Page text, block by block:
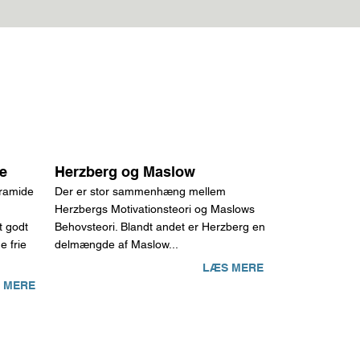
godt
frie
Herzberg og Maslow
Der er stor sammenhæng mellem
Herzbergs Motivationsteori og Maslows
Behovsteori. Blandt andet er Herzberg en
delmængde af Maslow...
LÆS MERE